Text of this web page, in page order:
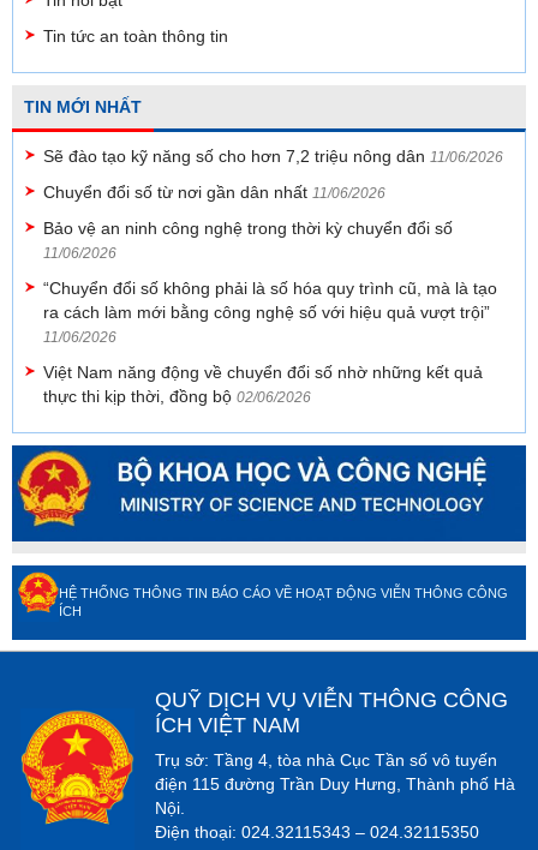
Tin tức an toàn thông tin
TIN MỚI NHẤT
Sẽ đào tạo kỹ năng số cho hơn 7,2 triệu nông dân 11/06/2026
Chuyển đổi số từ nơi gần dân nhất 11/06/2026
Bảo vệ an ninh công nghệ trong thời kỳ chuyển đổi số
11/06/2026
“Chuyển đổi số không phải là số hóa quy trình cũ, mà là tạo
ra cách làm mới bằng công nghệ số với hiệu quả vượt trội”
11/06/2026
Việt Nam năng động về chuyển đổi số nhờ những kết quả
thực thi kịp thời, đồng bộ 02/06/2026
HỆ THỐNG THÔNG TIN BÁO CÁO VỀ HOẠT ĐỘNG VIỄN THÔNG CÔNG
ÍCH
QUỸ DỊCH VỤ VIỄN THÔNG CÔNG
ÍCH VIỆT NAM
Trụ sở: Tầng 4, tòa nhà Cục Tần số vô tuyến
điện 115 đường Trần Duy Hưng, Thành phố Hà
Nội.
Điện thoại: 024.32115343 – 024.32115350